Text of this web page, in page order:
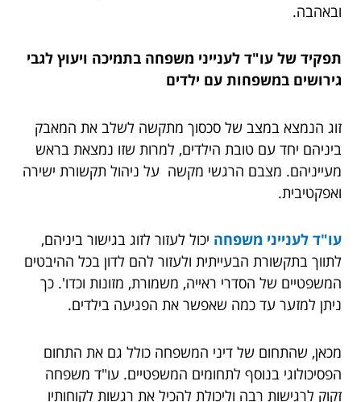
ובאהבה.
תפקיד של עו"ד לענייני משפחה בתמיכה ויעוץ לגבי
גירושים במשפחות עם ילדים
זוג הנמצא במצב של סכסוך מתקשה לשלב את המאבק
ביניהם יחד עם טובת הילדים, למרות שזו נמצאת בראש
מעייניהם. מצבם הרגשי מקשה על ניהול תקשורת ישירה
ואפקטיבית.
עו"ד לענייני משפחה יכול לעזור לזוג בגישור ביניהם,
לתווך בתקשורת הבעייתית ולעזור להם לדון בכל ההיבטים
המשפטיים של הסדרי ראייה, משמורת, מזונות וכדו'. כך
ניתן למזער עד כמה שאפשר את הפגיעה בילדים.
מכאן, שהתחום של דיני המשפחה כולל גם את התחום
הפסיכולוגי בנוסף לתחומים המשפטיים. עו"ד משפחה
זקוק לרגישות רבה וליכולת להכיל את רגשות לקוחותיו